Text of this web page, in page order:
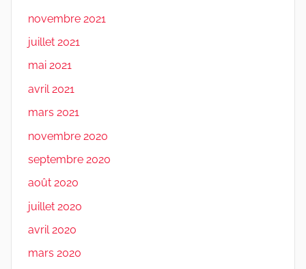
novembre 2021
juillet 2021
mai 2021
avril 2021
mars 2021
novembre 2020
septembre 2020
août 2020
juillet 2020
avril 2020
mars 2020